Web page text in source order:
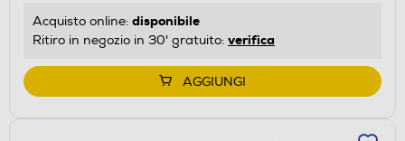
Acquisto online: disponibile
Ritiro in negozio in 30' gratuito: verifica
AGGIUNGI